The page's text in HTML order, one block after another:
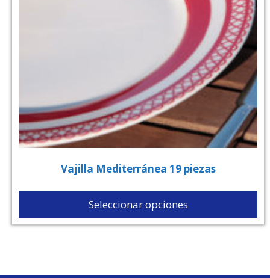
Vajilla Mediterránea 19 piezas
Seleccionar opciones